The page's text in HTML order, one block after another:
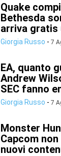
Quake
Bethesda
arriva gratis
Giorgia Russo - 7
EA, quanto
Andrew
SEC fanno
Giorgia Russo - 7
Monster
Capcom
nuovi